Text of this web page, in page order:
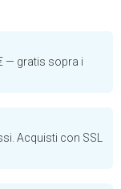
— gratis sopra i
Acquisti con SSL